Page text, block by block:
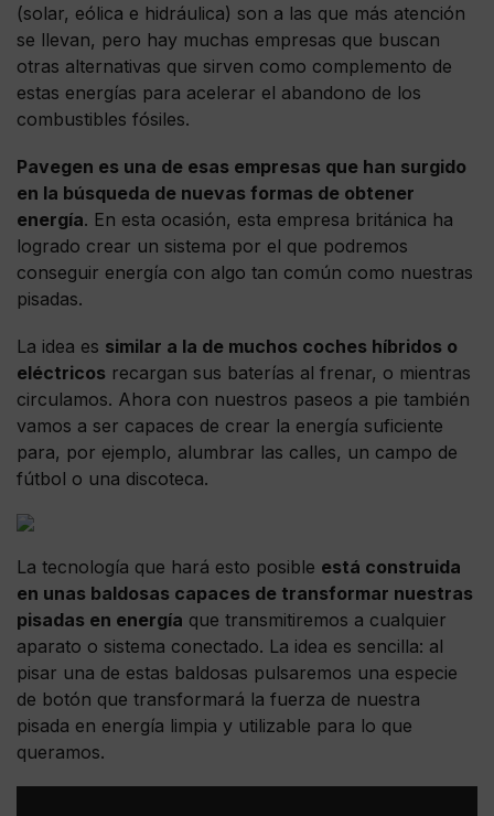
(solar, eólica e hidráulica) son a las que más atención
se llevan, pero hay muchas empresas que buscan
otras alternativas que sirven como complemento de
estas energías para acelerar el abandono de los
combustibles fósiles.
Pavegen es una de esas empresas que han surgido
en la búsqueda de nuevas formas de obtener
energía. En esta ocasión, esta empresa británica ha
logrado crear un sistema por el que podremos
conseguir energía con algo tan común como nuestras
pisadas.
La idea es similar a la de muchos coches híbridos o
eléctricos recargan sus baterías al frenar, o mientras
circulamos. Ahora con nuestros paseos a pie también
vamos a ser capaces de crear la energía suficiente
para, por ejemplo, alumbrar las calles, un campo de
fútbol o una discoteca.
La tecnología que hará esto posible está construida
en unas baldosas capaces de transformar nuestras
pisadas en energía que transmitiremos a cualquier
aparato o sistema conectado. La idea es sencilla: al
pisar una de estas baldosas pulsaremos una especie
de botón que transformará la fuerza de nuestra
pisada en energía limpia y utilizable para lo que
queramos.